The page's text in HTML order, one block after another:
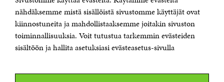
nähdäksemme mistä sisällöistä sivustomme käyttäjät ovat
kiinnostuneita ja mahdollistaaksemme joitakin sivuston
toiminnallisuuksia. Voit tutustua tarkemmin evästeiden
sisältöön ja hallita asetuksiasi evästeasetus-sivulla
Itämerenkatu 11-13, PL 160,
00181 Helsinki
Puhelin +358 294 618 991
etunimi.sukunimi@sitra.fi tai sitra@sitra.fi